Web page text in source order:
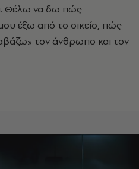
Θέλω να δω πώς
έξω από το οικείο, πώς
τον άνθρωπο και τον